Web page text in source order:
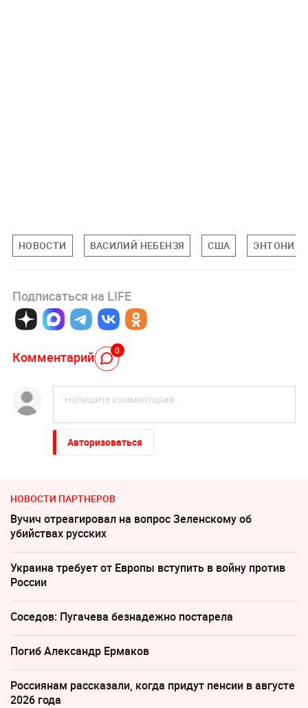
НОВОСТИ ВАСИЛИЙ НЕБЕНЗЯ США ЭНТОНИ
Подписаться на LIFE
Комментарий 0
Авторизоваться
НОВОСТИ ПАРТНЕРОВ
Вучич отреагировал на вопрос Зеленскому об
убийствах русских
Украина требует от Европы вступить в войну против
России
Соседов: Пугачева безнадежно постарела
Погиб Александр Ермаков
Россиянам рассказали, когда придут пенсии в августе
2026 года